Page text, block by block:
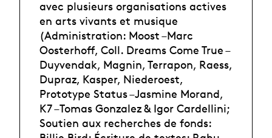
avec plusieurs organisations actives
en arts vivants et musique
(Administration: Moost –Marc
Oosterhoff, Coll. Dreams Come True –
Duyvendak, Magnin, Terrapon, Raess,
Dupraz, Kasper, Niederoest,
Prototype Status –Jasmine Morand,
K7 –Tomas Gonzalez & Igor Cardellini;
Soutien aux recherches de fonds: